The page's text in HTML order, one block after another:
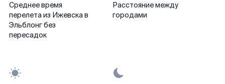
Среднее время
перелета из Ижевска в
Эльблонг без
пересадок
Расстояние между
городами